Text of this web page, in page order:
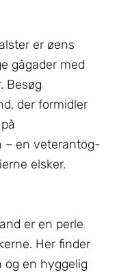
er øens
gågader med
Besøg
der formidler
– en veterantog-
elsker.
er en perle
Her finder
en hyggelig